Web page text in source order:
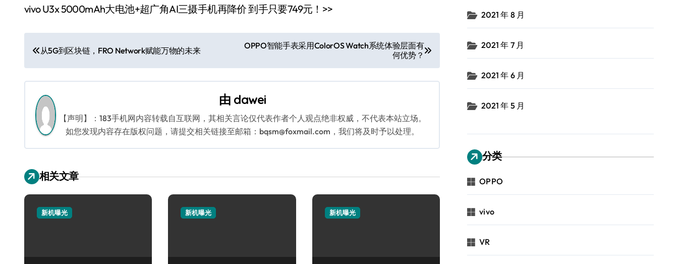
vivo U3x 5000mAh大电池+超广角AI三摄手机再降价 到手只要749元！>>
文
章
导
航
从5G到区块链，FRO Network赋能万物的未来
OPPO智能手表采用ColorOS Watch系统体验层面有
何优势？
由 dawei
【声明】：183手机网内容转载自互联网，其相关言论仅代表作者个人观点绝非权威，不代表本站立场。
如您发现内容存在版权问题，请提交相关链接至邮箱：bqsm@foxmail.com，我们将及时予以处理。
相关文章
新机曝光 新机曝光 新机曝光
2021 年 8 月
2021 年 7 月
2021 年 6 月
2021 年 5 月
分类
OPPO
vivo
VR